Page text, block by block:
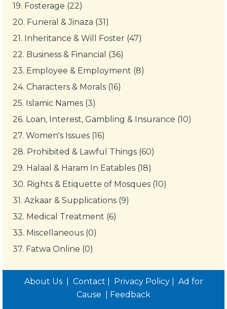
19. Fosterage (22)
20. Funeral & Jinaza (31)
21. Inheritance & Will Foster (47)
22. Business & Financial (36)
23. Employee & Employment (8)
24. Characters & Morals (16)
25. Islamic Names (3)
26. Loan, Interest, Gambling & Insurance (10)
27. Women's Issues (16)
28. Prohibited & Lawful Things (60)
29. Halaal & Haram In Eatables (18)
30. Rights & Etiquette of Mosques (10)
31. Azkaar & Supplications (9)
32. Medical Treatment (6)
33. Miscellaneous (0)
37. Fatwa Online (0)
About Us Contact Privacy Policy|
Ad for
Cause
Feedback